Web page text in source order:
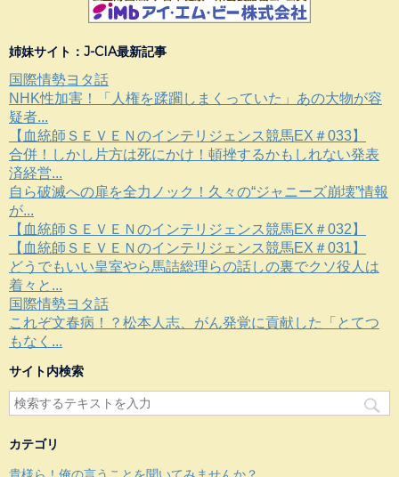
姉妹サイト：J-CIA最新記事
国際情勢ヨタ話
NHK性加害！「人権を蹂躙しまくっていた」あの大物が容
疑者...
【血統師ＳＥＶＥＮのインテリジェンス競馬EX＃033】
合併！しかし片方は死にかけ！頓挫するかもしれない発表
済経営...
自ら破滅への扉を全力ノック！久々の“ジャニーズ崩壊”情報
が...
【血統師ＳＥＶＥＮのインテリジェンス競馬EX＃032】
【血統師ＳＥＶＥＮのインテリジェンス競馬EX＃031】
どうでもいい皇室やら馬詰総理らの話しの裏でクソ役人は
着々と...
国際情勢ヨタ話
これぞ文春病！？松本人志、がん発覚に貢献した「とてつ
もなく...
サイト内検索
カテゴリ
貴様ら！俺の言うことを聞いてみませんか？